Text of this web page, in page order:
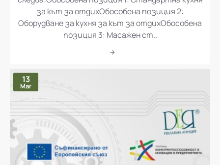
за кът за отдихОбособена позиция 2:
Оборудване за кухня за кът за отдихОбособена
позиция 3: Масажен ст..
13
Mar